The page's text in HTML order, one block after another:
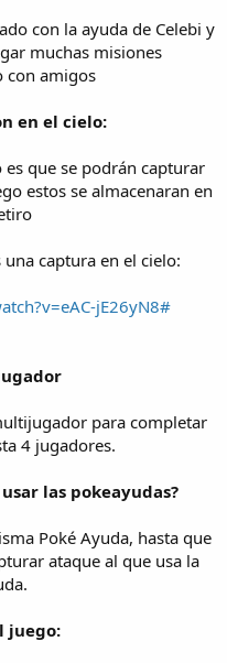
con la ayuda de Celebi y
muchas misiones
con amigos
en el cielo:
que se podrán capturar
estos se almacenaran en
captura en el cielo:
jE26yN8#
para completar
4 jugadores.
las pokeayudas?
Poké Ayuda, hasta que
ataque al que usa la
juego: